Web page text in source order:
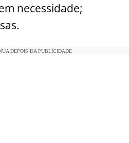
necessidade;
DEPOIS DA PUBLICIDADE